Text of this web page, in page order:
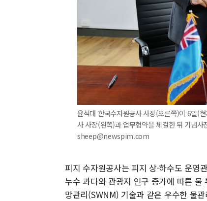
윤석대 한국수자원공사 사장(오른쪽)이 6일(
사 사장(왼쪽)과 업무협약을 체결한 뒤 기념
sheep@newspim.com
피지 수자원공사는 피지 상·하수도 운영
누수 과다와 관광지 인구 증가에 따른
망관리(SWNM) 기술과 같은 우수한 물